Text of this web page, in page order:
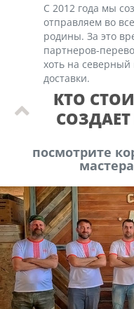
С 2012 года мы
отправляем во
родины. За это
партнеров-
хоть на
доставки.
КТО
посмотрите